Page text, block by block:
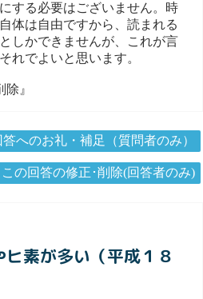
する必要はございません。時
体は自由ですから、読まれる
しかできませんが、これが言
れでよいと思います。
』
答へのお礼・補足（質問者のみ）
この回答の修正･削除(回答者のみ)
素が多い（平成１８